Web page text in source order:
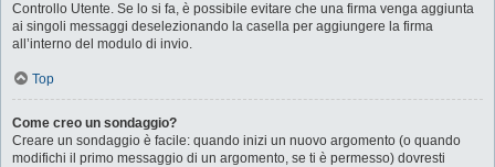
Controllo Utente. Se lo si fa, è possibile evitare che una firma venga aggiunta
ai singoli messaggi deselezionando la casella per aggiungere la firma
all’interno del modulo di invio.
Top
Come creo un sondaggio?
Creare un sondaggio è facile: quando inizi un nuovo argomento (o quando
modifichi il primo messaggio di un argomento, se ti è permesso) dovresti